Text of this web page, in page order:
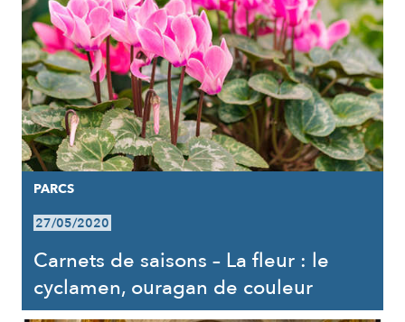
PARCS
27/05/2020
Carnets de saisons – La fleur : le
cyclamen, ouragan de couleur